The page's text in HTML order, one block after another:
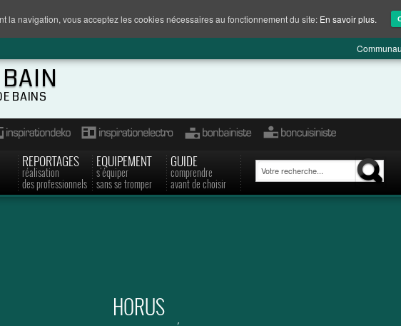
BAINS
REPORTAGES
réalisation
des professionnels
EQUIPEMENT
s'équiper
sans se tromper
GUIDE
comprendre
avant de choisir
HORUS
la navigation, vous acceptez les cookies nécessaires au fonctionnement du site: En savoir plus.